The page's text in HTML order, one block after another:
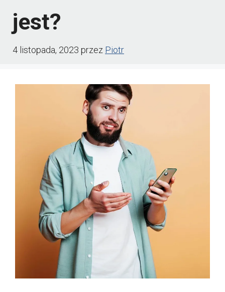
jest?
4 listopada, 2023 przez Piotr